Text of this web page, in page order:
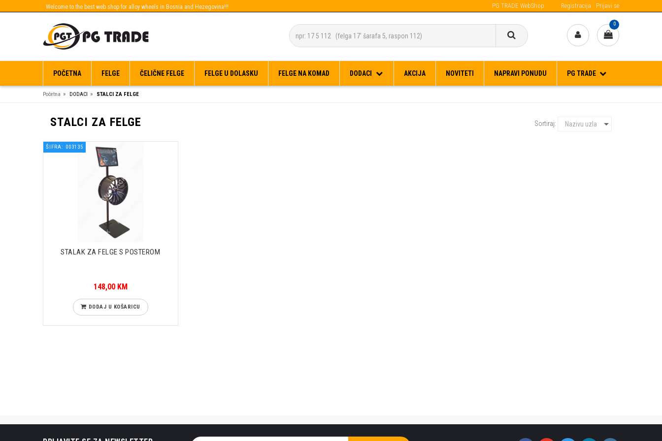
Welcome to the best web shop for alloy wheels in Bosnia and Hezegovina!!! Narudžbe primljene IZA 12:00h, šaljemo idući radni dan.
PG TRADE WebShop Registracija Prijavi se
0
POČETNA FELGE ČELIČNE FELGE FELGE U DOLASKU FELGE NA KOMAD DODACI AKCIJA NOVITETI NAPRAVI PONUDU PG TRADE
Početna » DODACI » STALCI ZA FELGE
STALCI ZA FELGE Sortiraj:
ŠIFRA: 003135
STALAK ZA FELGE S POSTEROM
148,00 KM
DODAJ U KOŠARICU